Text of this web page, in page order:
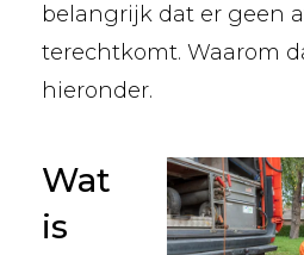
belangrijk dat er geen
terechtkomt. Waarom
hieronder.
Wat
is